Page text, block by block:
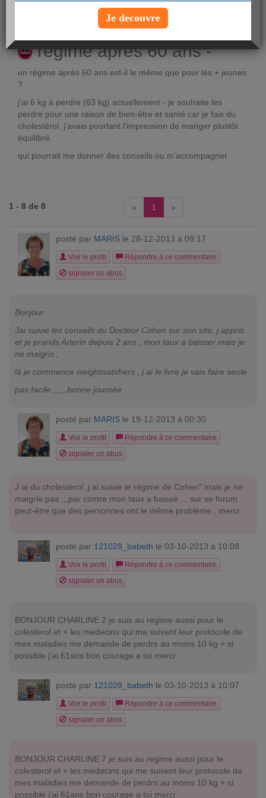
posté parcharline2le 06-02-2009 à 13:53
Voir le profil
régime après 60 ans -
un régime après 60 ans est-il le même que pour les + jeunes
?
j'ai 6 kg à perdre (63 kg) actuellement - je souhaite les
perdre pour une raison de bien-être et santé car je fais du
cholestérol. j'avais pourtant l'impression de manger plustôt
équilibré.
qui pourrait me donner des conseils ou m'accompagner.
1 - 8 de 8 « 1 »
posté par MARIS le 28-12-2013 à 09:17
Voir le profil
Répondre à ce commentaire
signaler un abus
Bonjour
Jai suivie les conseils du Docteur Cohen sur son site, j appris
et je prands Arterin depuis 2 ans , mon taux a baisser mais je
ne maigris ,
là je commence weightwatvhers , j ai le livre je vais faire seule
pas facile ,,,,,,bonne journée
posté par MARIS le 19-12-2013 à 00:30
Voir le profil
Répondre à ce commentaire
signaler un abus
J ai du cholestérol ,j ai suivie le régime de Cohen" mais je ne
maigrie pas ,,,par contre mon taux a baissé.....sur se forum
peut-être que des personnes ont le même problème , merci
posté par 121028_babeth le 03-10-2013 à 10:08
Voir le profil
Répondre à ce commentaire
signaler un abus
BONJOUR CHARLINE 2 je suis au regime aussi pour le
colesterol et + les medecins qui me suivent leur protocole de
mes maladies me demande de perdrs au moins 10 kg + si
possible j'ai 61ans bon courage a toi merci
posté par 121028_babeth le 03-10-2013 à 10:07
Voir le profil
Répondre à ce commentaire
signaler un abus
BONJOUR CHARLINE 7 je suis au regime aussi pour le
colesterol et + les medecins qui me suivent leur protocole de
mes maladies me demande de perdrs au moins 10 kg + si
possible j'ai 61ans bon courage a toi merci
Je decouvre